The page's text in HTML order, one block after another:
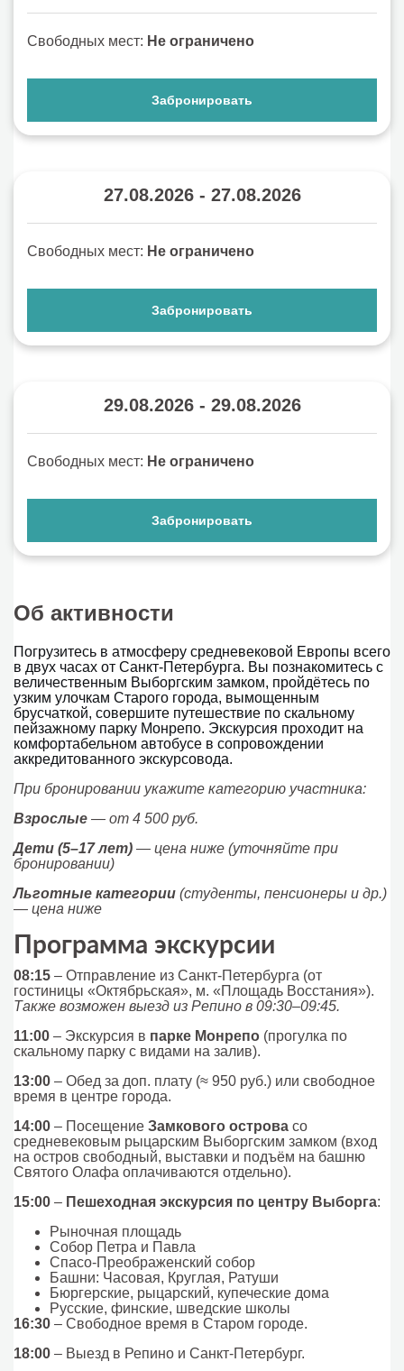
Свободных мест: Не ограничено
Забронировать
27.08.2026 - 27.08.2026
Свободных мест: Не ограничено
Забронировать
29.08.2026 - 29.08.2026
Свободных мест: Не ограничено
Забронировать
Об активности
Погрузитесь в атмосферу средневековой Европы всего
в двух часах от Санкт-Петербурга. Вы познакомитесь с
величественным Выборгским замком, пройдётесь по
узким улочкам Старого города, вымощенным
брусчаткой, совершите путешествие по скальному
пейзажному парку Монрепо. Экскурсия проходит на
комфортабельном автобусе в сопровождении
аккредитованного экскурсовода.
При бронировании укажите категорию участника:
Взрослые — от 4 500 руб.
Дети (5–17 лет) — цена ниже (уточняйте при
бронировании)
Льготные категории (студенты, пенсионеры и др.)
— цена ниже
Программа экскурсии
08:15 – Отправление из Санкт-Петербурга (от
гостиницы «Октябрьская», м. «Площадь Восстания»).
Также возможен выезд из Репино в 09:30–09:45.
11:00 – Экскурсия в парке Монрепо (прогулка по
скальному парку с видами на залив).
13:00 – Обед за доп. плату (≈ 950 руб.) или свободное
время в центре города.
14:00 – Посещение Замкового острова со
средневековым рыцарским Выборгским замком (вход
на остров свободный, выставки и подъём на башню
Святого Олафа оплачиваются отдельно).
15:00 – Пешеходная экскурсия по центру Выборга:
Рыночная площадь
Собор Петра и Павла
Спасо-Преображенский собор
Башни: Часовая, Круглая, Ратуши
Бюргерские, рыцарский, купеческие дома
Русские, финские, шведские школы
16:30 – Свободное время в Старом городе.
18:00 – Выезд в Репино и Санкт-Петербург.